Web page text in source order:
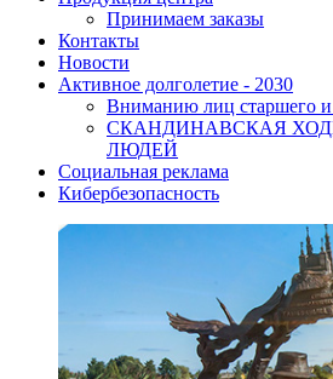
Принимаем заказы
Контакты
Новости
Активное долголетие - 2030
Вниманию лиц старшего и
CКАНДИНАВСКАЯ
ЛЮДЕЙ
Социальная реклама
Кибербезопасность